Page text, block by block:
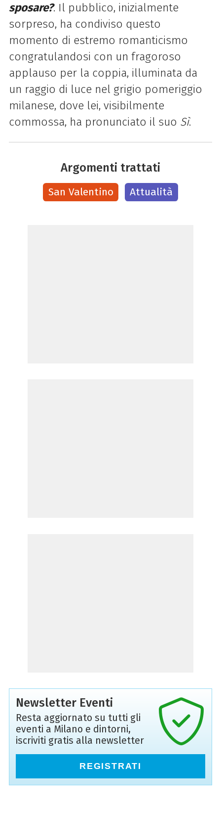
sposare?. Il pubblico, inizialmente
sorpreso, ha condiviso questo
momento di estremo romanticismo
congratulandosi con un fragoroso
applauso per la coppia, illuminata da
un raggio di luce nel grigio pomeriggio
milanese, dove lei, visibilmente
commossa, ha pronunciato il suo Sì.
Argomenti trattati
San Valentino Attualità
Newsletter Eventi
Resta aggiornato su tutti gli
eventi a Milano e dintorni,
iscriviti gratis alla newsletter
REGISTRATI